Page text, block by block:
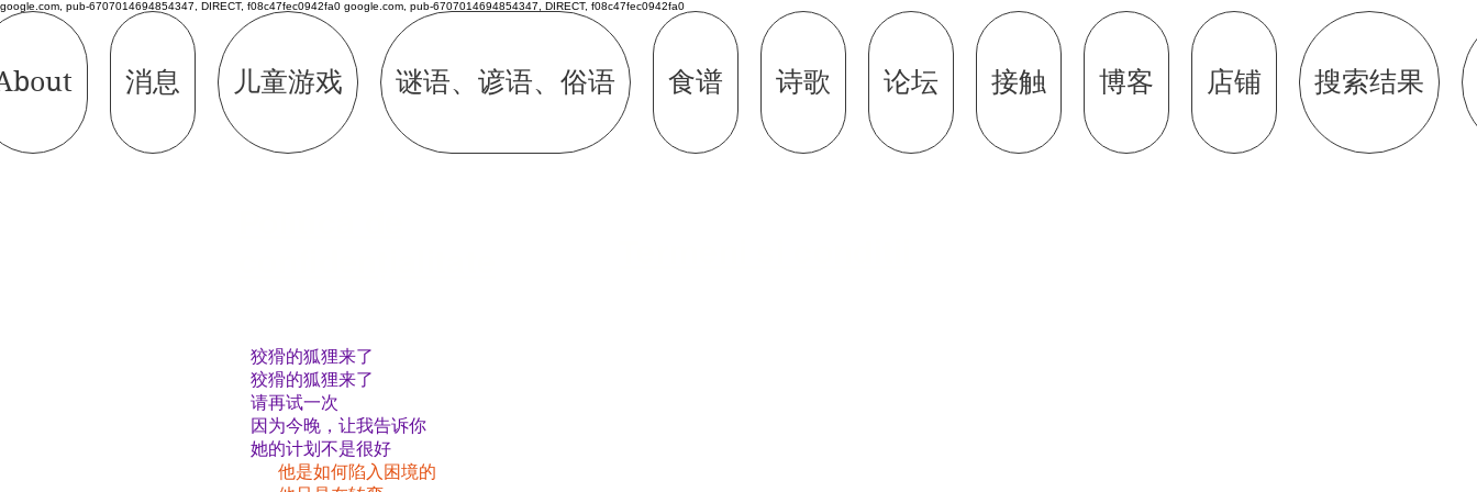
google.com, pub-6707014694854347, DIRECT, f08c47fec0942fa0 google.com, pub-6707014694854347, DIRECT, f08c47fec0942fa0
消息 儿童游戏 谜语、谚语、俗语 食谱 诗歌 论坛 接触 博客 店铺 搜索结果
狡猾的狐狸来了
狡猾的狐狸来了
请再试一次
因为今晚，让我告诉你
她的计划不是很好
他是如何陷入困境的